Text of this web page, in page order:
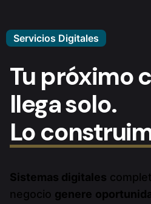
Servicios Digitales
Tu próximo
llega solo.
Lo
Sistemas digitales
negocio genere